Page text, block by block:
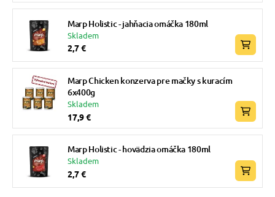
Marp Holistic - jahňacia omáčka 180ml
Skladem
2,7 €
Marp Chicken konzerva pre mačky s kuracím
6x400g
Skladem
17,9 €
Marp Holistic - hovädzia omáčka 180ml
Skladem
2,7 €